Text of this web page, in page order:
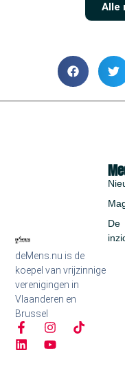
Alle
deMens.nu is de
koepel van vrijzinnige
verenigingen in
Vlaanderen en
Brussel
De